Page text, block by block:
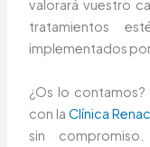
valorará vuestro
tratamientos
implementados
¿Os lo
con laClínica
sin